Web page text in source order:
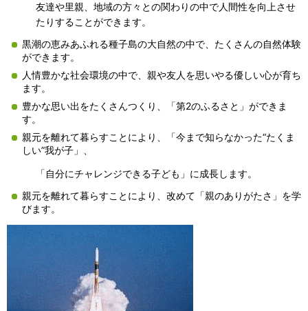
友達や里親、地域の方々との関わりの中で人間性を向上させ
たりすることができます。
黒潮の恵みあふれる種子島の大自然の中で、たくさんの自然体験
ができます。
人情豊かな社会環境の中で、親や友人を思いやる優しい心が育ち
ます。
豊かな思い出をたくさんつくり、「第2のふるさと」ができま
す。
親元を離れて暮らすことにより、「今まで知らなかった“たくま
しい”我が子」、
「自分にチャレンジできる子ども」に成長します。
親元を離れて暮らすことにより、改めて「親のありがたさ」を学
びます。